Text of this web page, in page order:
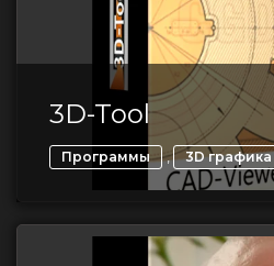
3D-Tool
Программы , 3D графика